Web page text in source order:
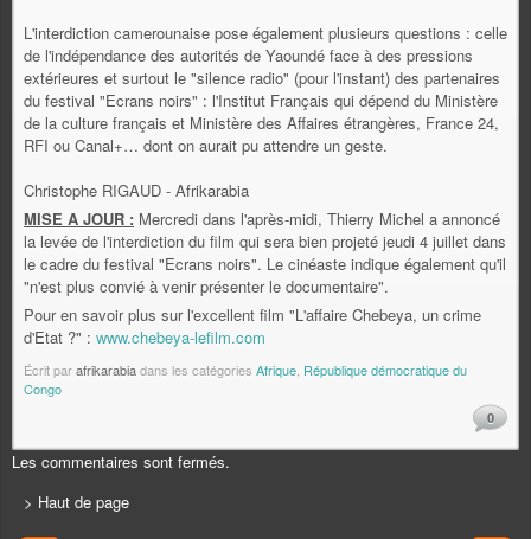
L'interdiction camerounaise pose également plusieurs questions : celle
de l'indépendance des autorités de Yaoundé face à des pressions
extérieures et surtout le "silence radio" (pour l'instant) des partenaires
du festival "Ecrans noirs" : l'Institut Français qui dépend du Ministère
de la culture français et Ministère des Affaires étrangères, France 24,
RFI ou Canal+… dont on aurait pu attendre un geste.
Christophe RIGAUD - Afrikarabia
MISE A JOUR : Mercredi dans l'après-midi, Thierry Michel a annoncé
la levée de l'interdiction du film qui sera bien projeté jeudi 4 juillet dans
le cadre du festival "Ecrans noirs". Le cinéaste indique également qu'il
"n'est plus convié à venir présenter le documentaire".
Pour en savoir plus sur l'excellent film "L'affaire Chebeya, un crime
d'Etat ?" : www.chebeya-lefilm.com
Écrit parafrikarabiadans les catégories Afrique République démocratique du
Congo
0
Les commentaires sont fermés.
> Haut de page